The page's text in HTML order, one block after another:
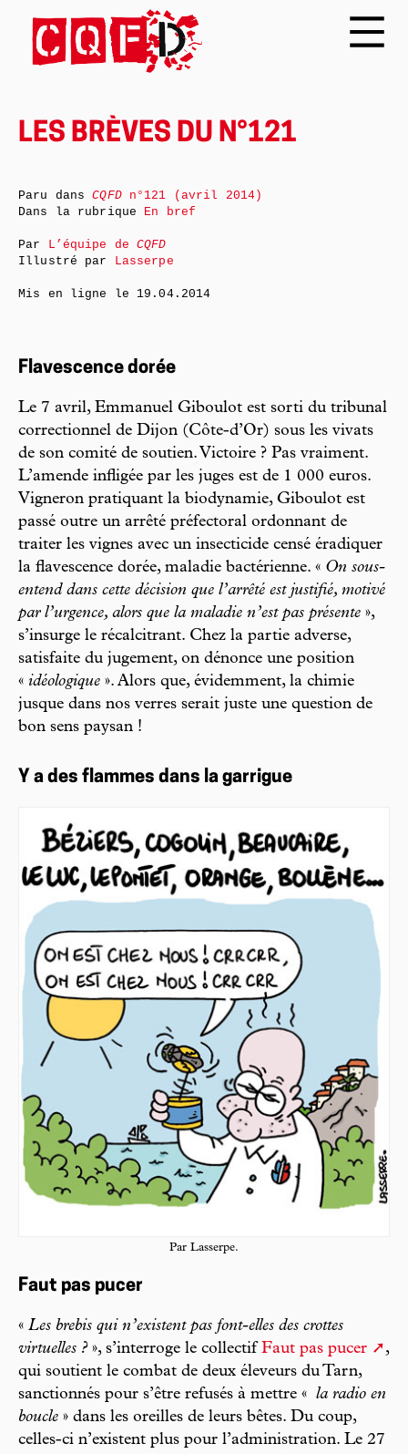
LES BRÈVES DU N°121
Flavescence dorée
Le 7 avril, Emmanuel Giboulot est sorti du tribunal
correctionnel de Dijon (Côte-d’Or) sous les vivats
de son comité de soutien. Victoire ? Pas vraiment.
L’amende infligée par les juges est de 1 000 euros.
Vigneron pratiquant la biodynamie, Giboulot est
passé outre un arrêté préfectoral ordonnant de
traiter les vignes avec un insecticide censé éradiquer
la flavescence dorée, maladie bactérienne. « On sous-
entend dans cette décision que l’arrêté est justifié, motivé
par l’urgence, alors que la maladie n’est pas présente »,
s’insurge le récalcitrant. Chez la partie adverse,
satisfaite du jugement, on dénonce une position
« idéologique ». Alors que, évidemment, la chimie
jusque dans nos verres serait juste une question de
bon sens paysan !
Y a des flammes dans la garrigue
Par Lasserpe.
Faut pas pucer
« Les brebis qui n’existent pas font-elles des crottes
virtuelles ?», s’interroge le collectif Faut pas pucer
,
qui soutient le combat de deux éleveurs du Tarn,
sanctionnés pour s’être refusés à mettre « la radio en
boucle » dans les oreilles de leurs bêtes. Du coup,
celles-ci n’existent plus pour l’administration. Le 27
Paru dansCQFDn°121 (avril 2014)
Dans la rubrique En bref
Par L’équipe deCQFD
Illustré par Lasserpe
Mis en ligne le 19.04.2014